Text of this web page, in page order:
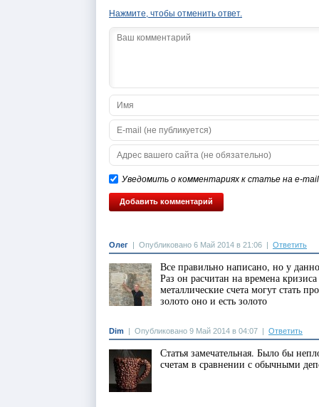
Нажмите, чтобы отменить ответ.
Уведомить о комментариях к статье на e-mail
Олег Опубликовано 6 Май 2014 в 21:06 Ответить
Все правильно написано, но у
Раз он расчитан на времена
металлические счета могут стать
золото оно и есть золото
Dim Опубликовано 9 Май 2014 в 04:07 Ответить
Статья замечательная. Было бы
счетам в сравнении с обычными